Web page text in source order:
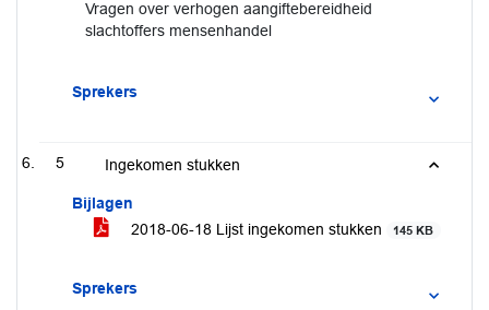
Vragen over verhogen aangiftebereidheid
slachtoffers mensenhandel
Sprekers
5 Ingekomen stukken
Bijlagen
2018-06-18 Lijst ingekomen stukken
145 KB
Sprekers